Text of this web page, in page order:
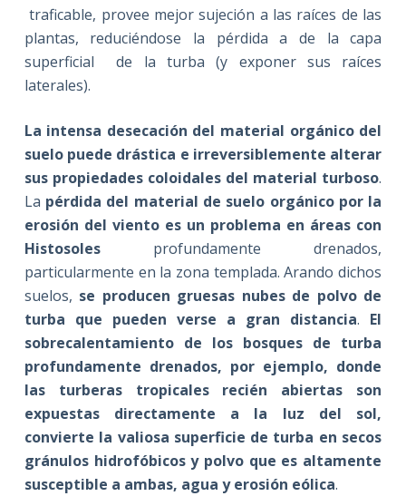
traficable, provee mejor sujeción a las raíces de las
plantas, reduciéndose la pérdida a de la capa
superficial de la turba (y exponer sus raíces
laterales).
La intensa desecación del material orgánico del
suelo puede drástica e irreversiblemente alterar
sus propiedades coloidales del material turboso.
La pérdida del material de suelo orgánico por la
erosión del viento es un problema en áreas con
Histosolesprofundamente drenados,
particularmente en la zona templada. Arando dichos
suelos, se producen gruesas nubes de polvo de
turba que pueden verse a gran distancia. El
sobrecalentamiento de los bosques de turba
profundamente drenados, por ejemplo, donde
las turberas tropicales recién abiertas son
expuestas directamente a la luz del sol,
convierte la valiosa superficie de turba en secos
gránulos hidrofóbicos y polvo que es altamente
susceptible a ambas, agua y erosión eólica.